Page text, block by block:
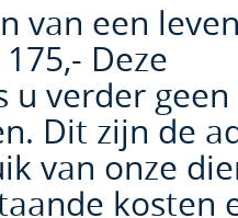
van een
Deze
u verder
Dit zijn de
van onze
kosten